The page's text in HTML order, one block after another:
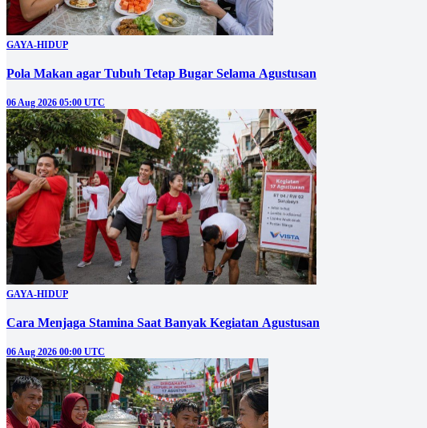
GAYA-HIDUP
Pola Makan agar Tubuh Tetap Bugar Selama Agustusan
06 Aug 2026 05:00 UTC
GAYA-HIDUP
Cara Menjaga Stamina Saat Banyak Kegiatan Agustusan
06 Aug 2026 00:00 UTC